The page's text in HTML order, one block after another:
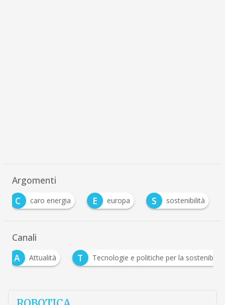
Argomenti
C
caro energia E europa S sostenibilità
Canali
A
Attualità T Tecnologie e politiche per la